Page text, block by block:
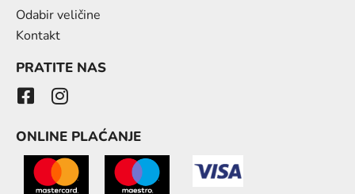
Odabir veličine
Kontakt
PRATITE NAS
ONLINE PLAĆANJE